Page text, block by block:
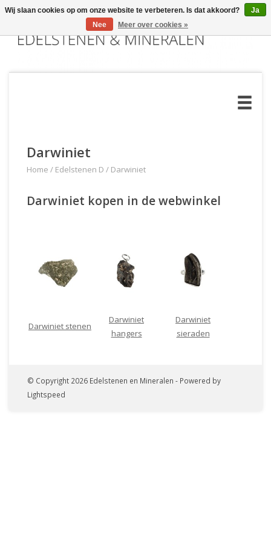
Darwiniet
Home / Edelstenen D / Darwiniet
Darwiniet kopen in de webwinkel
Darwiniet stenen
Darwiniet
hangers
Darwiniet
sieraden
© Copyright 2026 Edelstenen en Mineralen - Powered by
Lightspeed
Wij slaan cookies op om onze website te verbeteren. Is dat akkoord?
Ja
Nee
Meer over cookies »